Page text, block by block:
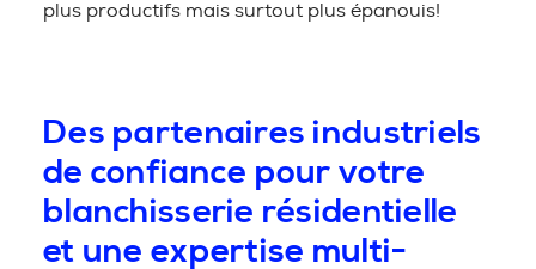
plus productifs mais surtout plus épanouis!
Des partenaires industriels
de confiance pour votre
blanchisserie résidentielle
et une expertise multi-